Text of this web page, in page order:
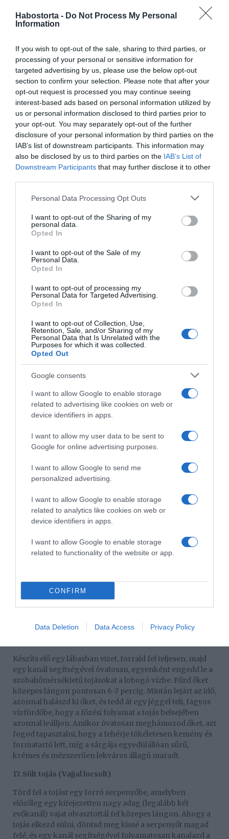
Habostorta - Do Not Process My Personal
Information
If you wish to opt-out of the sale, sharing to third parties, or
processing of your personal or sensitive information for
targeted advertising by us, please use the below opt-out
section to confirm your selection. Please note that after your
opt-out request is processed you may continue seeing
interest-based ads based on personal information utilized by
us or personal information disclosed to third parties prior to
your opt-out. You may separately opt-out of the further
disclosure of your personal information by third parties on the
IAB’s list of downstream participants. This information may
also be disclosed by us to third parties on the IAB’s List of
Downstream Participants that may further disclose it to other
Please note that this website/app uses one or more Google
not limited to your visit or usage behaviour. You may click to
grant or deny consent to Google and its third-party tags to
use your data for below specified purposes in below Google
consent section.
Personal Data Processing Opt Outs
I want to opt-out of the Sharing of my
personal data.
Opted In
I want to opt-out of the Sale of my
Personal Data.
Opted In
I want to opt-out of processing my
Personal Data for Targeted Advertising.
Opted In
I want to opt-out of Collection, Use,
Retention, Sale, and/or Sharing of my
Personal Data that Is Unrelated with the
Purposes for which it was collected.
Opted Out
Google consents
I want to allow Google to enable storage
related to advertising like cookies on web or
device identifiers in apps.
I want to allow my user data to be sent to
Google for online advertising purposes.
I want to allow Google to send me
personalized advertising.
I want to allow Google to enable storage
related to analytics like cookies on web or
device identifiers in apps.
I want to allow Google to enable storage
related to functionality of the website or app.
CONFIRM
Data Deletion Data Access Privacy Policy
teljesen a tányéron, de mégis puha és krémes marad.
Törd fel a tojást a forró, zsiradékkal kikent serpenyőbe,
és süsd addig, amíg az alja és a fehérje teljesen szilárd
nem lesz. Egy spatulával fordítsd meg, és a másik oldalán
is süsd még legalább 2-3 percig, miközben a spatula
hátuljával finoman meg is nyomkodhatod, hogy a
sárgája magja is teljesen átsüljön és megkeményedjen.
Körülbelül 5 perc elteltével egy teljesen tömör, szilárd
tojást kapsz, amelynek mind a sárgája, mind a fehérje
száraz és kemény, így kiválóan alkalmas például
szendvicsekbe, ahol a folyós sárgája csak gondot
okozna.
Törd fel a tojást egy pici, vajjal kikent hőálló üvegtálkába
edénybe (egg coddler), és zárd le a tetejét. Helyezd a
tálkát egy lábasba, önts köré annyi meleg vizet, hogy a
tálka oldalának feléig-háromnegyedéig érjen, majd
melegítsd a vízfürdőt stabilan 85 °C-ra (ne forrjon
lobogva). Főzd így a tojást a zárt edényben 6-8 percig. Ez
a rendkívül gyengéd, közvetett hőhatás lehetővé teszi,
agresszív sütési kérget kapna. Az eredmény egy
páratlanul puha, selymes és krémes tojás, finom,
14. Tojás kókuszban
tegyél az aljára egy teáskanál minőségi vajat és két
evőkanál zsíros tejszínt, majd óvatosan üsd rá a tojást
közvetlenül a folyadékra. Helyezd a tálat a 180 °C-ra
előmelegített sütőbe, és süsd 10-15 percig. Ízlés szerint a
parmezánnal vagy reszelt sajttal is. Sütés után egy
elképesztően gazdag, nehéz és krémes egytálételt kapsz,
az aromás fűszerekkel.
15. Párolt tojás (Kínai tojáspuding)
Üss fel két tojást egy tálba, adj hozzá egy csipet sót, és
öntsd fel pontosan ugyanannyi mennyiségű (1:1
arányban) kézmeleg vízzel vagy szűrt alaplével, majd
egy villával verd teljesen simára és homogénre. A
keveréket mindenképpen szűrd át egy nagyon finom
szűrőn egy hőálló tálba, hogy eltávolítsd a
rácsra a forrásban lévő víz fölé), és gőzöld alacsony
lángon 12-15 percig, amíg a keverék meg nem remeg. Az
pudingra emlékeztető tradicionális ázsiai étel lesz.
Készíts elő egy lábasban vizet, forrald fel teljesen, majd
egy kanál segítségével óvatosan, egyenként engedd le a
szobahőmérsékletű tojásokat a lobogó vízbe. Főzd őket
közepes lángon pontosan 6-7 percig. Miután lejárt az idő,
azonnal halászd ki őket, és tedd át egy jéggel teli, fagyos
vízfürdőbe, hogy a főzési folyamat a tojás belsejében
azonnal leálljon. Amikor óvatosan meghámozod őket, azt
fogod tapasztalni, hogy a fehérje tökéletesen kemény és
formatartó lett, míg a sárgája egyedülállóan sűrű,
krémes és mézszerűen lekváros állagú maradt.
17. Sült tojás (Vajjal locsolt)
Törd fel a tojást egy forró serpenyőbe, amelyben
előzőleg egy kifejezetten nagy adag (legalább két
evőkanál) vajat olvasztottál fel közepes lángon. Ahogy a
tojás elkezd sülni, döntsd meg kissé a serpenyőt magad
felé, és egy kanál segítségével folyamatosan kanalazd a